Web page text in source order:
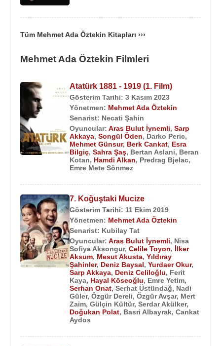
Kitapları :
2011 - Veronica Pompa İstiyor "Bir Kadıköy
2006 - Kaybedenler Kulübü (Senaryo kitabı)
Filmleri ve Dizileri :
2023 -
Atatürk 1881 - 1919 (1. Film)(Sinema Filmi)
2022 - Yolun Açık Olsun (Sinema Filmi)
2021 - Beni Çok Sev (Sinema Filmi)
2019 - Ferhat ile Sirin (TV Dizisi)
2019 -7. Koğuştaki Mucize(Sinema Filmi)
2019 - Tek Yürek (TV Dizisi)
Martıların Efendisi(Sinema Filmi)
2017 - Kaybedenler Kulübü Yolda (Sinema Filmi)
2016 - Bodrum Masalı (TV Dizisi)
2015 - Racon : Ailem İçin (TV Dizisi)
2015 - Analar ve Anneler (TV Dizisi)
2014 - Saklı Kalan (TV Dizisi)
2014 - Büyük Sürgün Kafkasya (TV Dizisi)
2012 - Mahmut İle Meryem (Sinema Filmi)
2011 - 2012 - Kuzey Güney (TV Dizisi)
2010 - 2011 - Aşk ve Ceza (Yönetmen)
2008 - Uluma (Kısa Film)
2017 - Kaybedenler Kulübü Yolda (Sinema Filmi)
2010 - Kaybedenler Kulübü (Sinema Filmi)
2004 - Kaybeden Öyküler: Buruk acı (Kısa Film)
Tüm Mehmet Ada Öztekin Kitapları ›››
Mehmet Ada Öztekin Filmleri
Atatürk 1881 - 1919 (1. Film)
Gösterim Tarihi: 3 Kasım 2023
Yönetmen: Mehmet Ada Öztekin
Senarist: Necati Şahin
Oyuncular: Aras Bulut İynemli, Sarp
Akkaya, Songül Öden, Darko Peric,
Mehmet Günsur, Berk Cankat, Esra
Bilgiç, Sahra Şaş, Bertan Aslani, Beran
Kotan, Hamdi Alkan, Predrag Bjelac,
Emre Mete Sönmez
7. Koğuştaki Mucize
Gösterim Tarihi: 11 Ekim 2019
Yönetmen: Mehmet Ada Öztekin
Senarist: Kubilay Tat
Oyuncular: Aras Bulut İynemli, Nisa
Sofiya Aksongur, Celile Toyon, İlker
Aksum, Mesut Akusta, Yıldıray
Şahinler, Deniz Baysal, Yurdaer Okur,
Sarp Akkaya, Deniz Celiloğlu, Ferit
Kaya, Hayal Köseoğlu, Emre Yetim,
Serhan Onat, Serhat Üstündağ, Nadi
Güler, Özgür Dereli, Özgür Avşar, Mert
Zaim, Gülçin Kültür, Serdar Akülker,
Doğukan Polat, Basri Albayrak, Cankat
Aydos